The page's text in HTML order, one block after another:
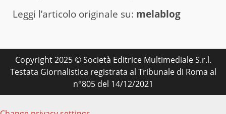
Leggi l’articolo originale su: melablog
Copyright 2025 © Società Editrice Multimediale S.r.l.
Testata Giornalistica registrata al Tribunale di Roma al
n°805 del 14/12/2021